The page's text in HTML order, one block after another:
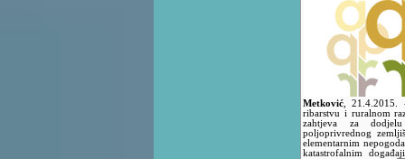
Metković ,21.4.2015.
ribarstvu i ruralnom
zahtjeva za
poljoprivrednog
elementarnim
katastrofalnim